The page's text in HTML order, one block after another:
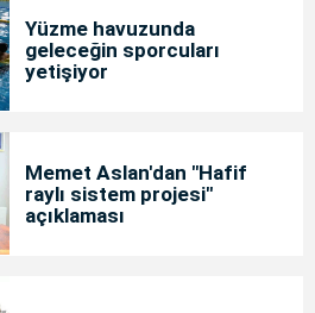
Yüzme havuzunda
geleceğin sporcuları
yetişiyor
Memet Aslan'dan "Hafif
raylı sistem projesi"
açıklaması